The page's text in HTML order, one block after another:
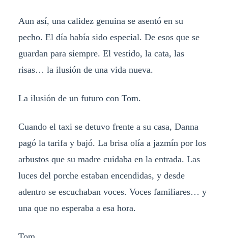
Aun así, una calidez genuina se asentó en su
pecho. El día había sido especial. De esos que se
guardan para siempre. El vestido, la cata, las
risas… la ilusión de una vida nueva.
La ilusión de un futuro con Tom.
Cuando el taxi se detuvo frente a su casa, Danna
pagó la tarifa y bajó. La brisa olía a jazmín por los
arbustos que su madre cuidaba en la entrada. Las
luces del porche estaban encendidas, y desde
adentro se escuchaban voces. Voces familiares… y
una que no esperaba a esa hora.